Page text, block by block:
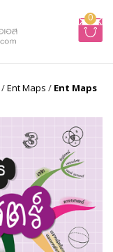
0
/Ent Maps / Ent Maps